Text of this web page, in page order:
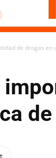
de drogas en
de